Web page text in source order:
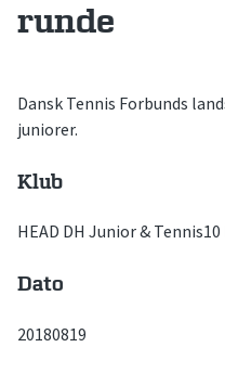
runde
Dansk Tennis Forbunds
juniorer.
Klub
HEAD DH Junior &
Dato
20180819